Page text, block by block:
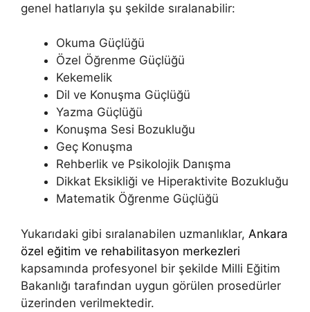
genel hatlarıyla şu şekilde sıralanabilir:
Okuma Güçlüğü
Özel Öğrenme Güçlüğü
Kekemelik
Dil ve Konuşma Güçlüğü
Yazma Güçlüğü
Konuşma Sesi Bozukluğu
Geç Konuşma
Rehberlik ve Psikolojik Danışma
Dikkat Eksikliği ve Hiperaktivite Bozukluğu
Matematik Öğrenme Güçlüğü
Yukarıdaki gibi sıralanabilen uzmanlıklar, Ankara
özel eğitim ve rehabilitasyon merkezleri
kapsamında profesyonel bir şekilde Milli Eğitim
Bakanlığı tarafından uygun görülen prosedürler
üzerinden verilmektedir.